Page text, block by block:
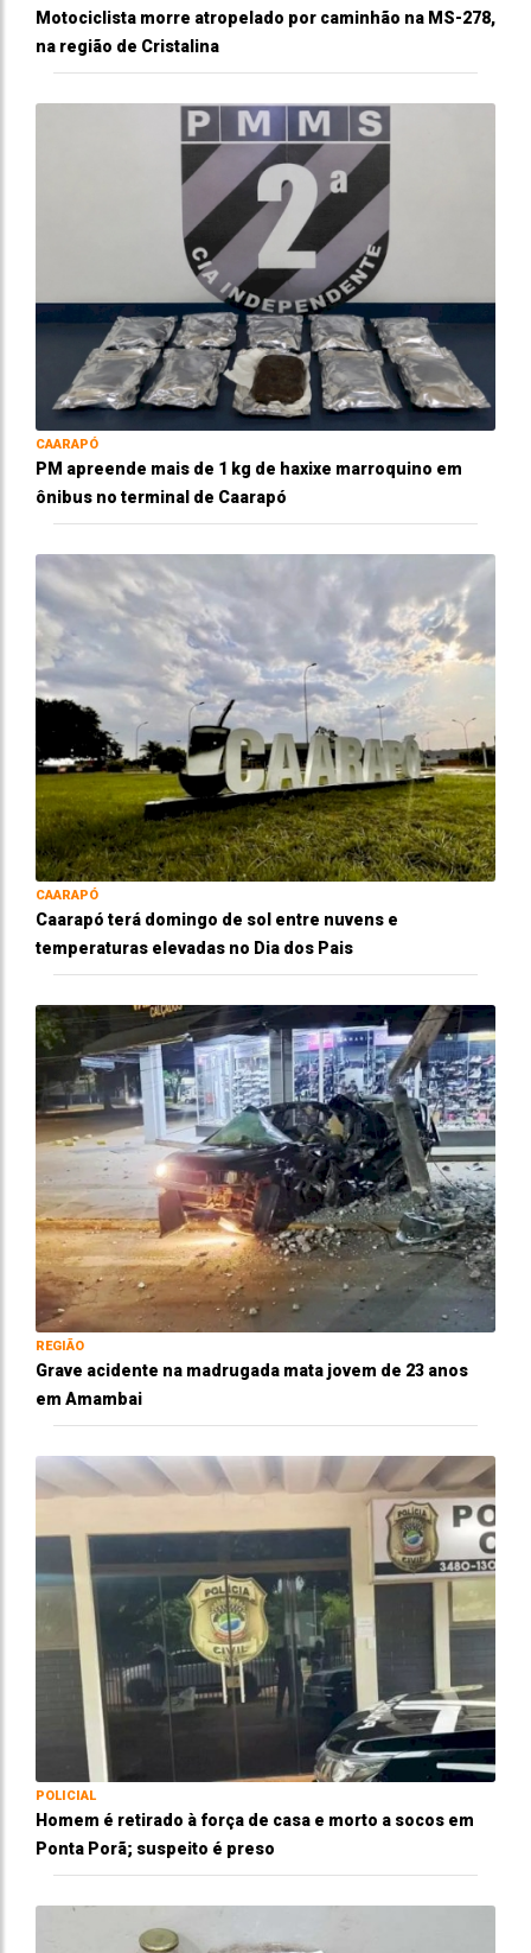
Motociclista morre atropelado por caminhão na MS-278,
na região de Cristalina
CAARAPÓ
PM apreende mais de 1 kg de haxixe marroquino em
ônibus no terminal de Caarapó
CAARAPÓ
Caarapó terá domingo de sol entre nuvens e
temperaturas elevadas no Dia dos Pais
REGIÃO
Grave acidente na madrugada mata jovem de 23 anos
em Amambai
POLICIAL
Homem é retirado à força de casa e morto a socos em
Ponta Porã; suspeito é preso